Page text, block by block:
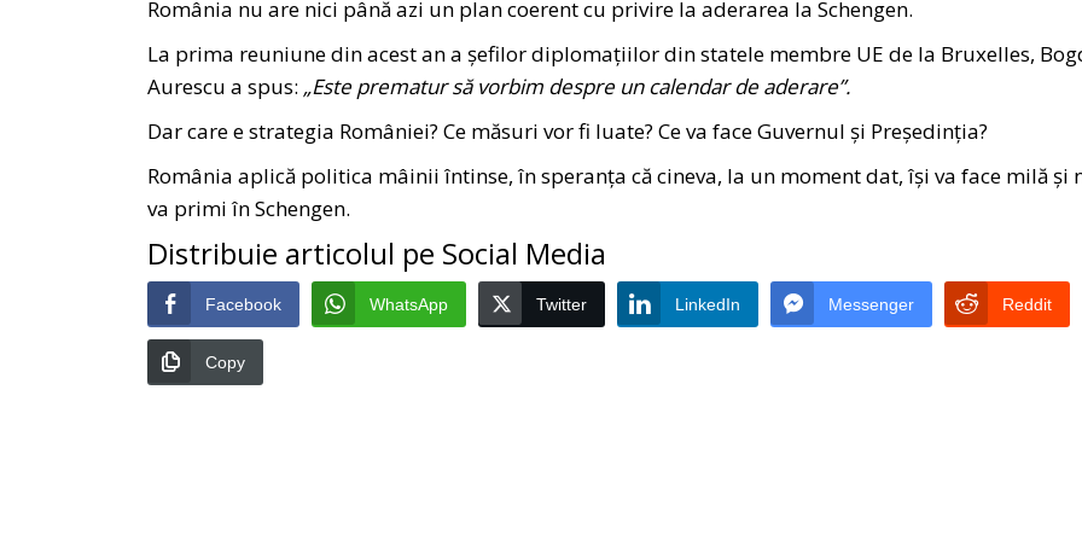
România nu are nici până azi un plan coerent cu privire la aderarea la Schengen.
La prima reuniune din acest an a șefilor diplomațiilor din statele membre UE de la Bruxelles,
Aurescu a spus: „Este prematur să vorbim despre un calendar de aderare”.
Dar care e strategia României? Ce măsuri vor fi luate? Ce va face Guvernul și Președinția?
România aplică politica mâinii întinse, în speranța că cineva, la un moment dat, își va face milă și
va primi în Schengen.
Distribuie articolul pe Social Media
Facebook WhatsApp Twitter LinkedIn Messenger Reddit
Copy